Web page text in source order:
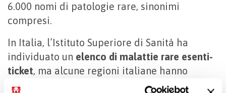
6.000 nomi di patologie rare, sinonimi
compresi.
In Italia, l’Istituto Superiore di Sanità ha
individuato un elenco di malattie rare esenti-
ticket, ma alcune regioni italiane hanno
deliberato esenzioni per patologie ulteriori